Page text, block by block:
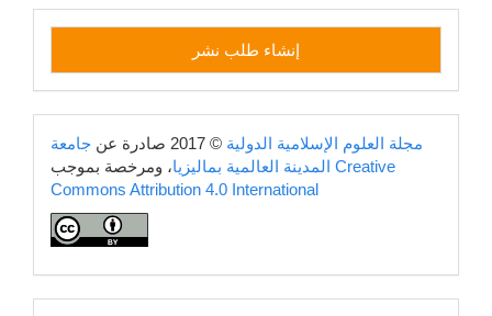
إنشاء
طلب
نشر
إنشاء طلب نشر
copyright مجلة العلوم الإسلامية الدولية © 2017 صادرة عن
جامعة
المدينة العالمية بماليزيا Creative
Commons Attribution 4.0 International